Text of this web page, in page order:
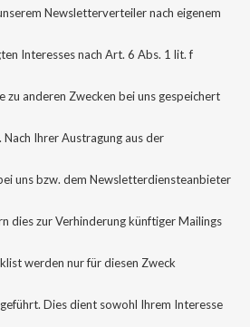
Newsletterverteiler nach eigenem
Interesses nach Art. 6 Abs. 1 lit. f
zu anderen Zwecken bei uns gespeichert
Ihrer Austragung aus der
uns bzw. dem Newsletterdiensteanbieter
dies zur Verhinderung künftiger Mailings
werden nur für diesen Zweck
Dies dient sowohl Ihrem Interesse